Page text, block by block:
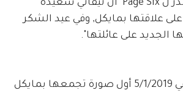
في نوفمبر  قال مصدر ل Page Six  أن تيفاني سعيدة
علاقتها بمايكل, وفي عيد الشكر
الجديد على عائلتها".
وقد نشرت تيفاني في 5/1/2019 أول صورة تجمعها بمايكل